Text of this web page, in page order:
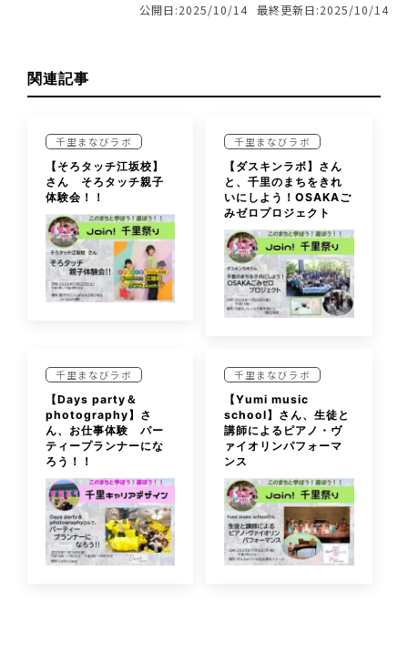
公開日:2025/10/14 最終更新日:2025/10/14
関連記事
千里まなびラボ
【そろタッチ江坂校】
さん そろタッチ親子
体験会！！
千里まなびラボ
【ダスキンラボ】さん
と、千里のまちをきれ
いにしよう！OSAKAご
みゼロプロジェクト
千里まなびラボ
【Days party＆
photography】さ
ん、お仕事体験 パー
ティープランナーにな
ろう！！
千里まなびラボ
【Yumi music
school】さん、生徒と
講師によるピアノ・ヴ
ァイオリンパフォーマ
ンス